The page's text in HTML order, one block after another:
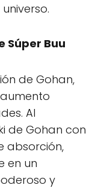
Súper Buu
de Gohan,
Al
de Gohan con
absorción,
en un
y